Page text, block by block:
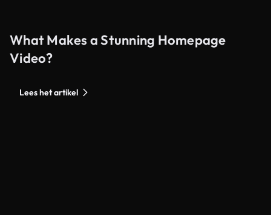
What Makes a Stunning Homepage
Video?
Lees het artikel